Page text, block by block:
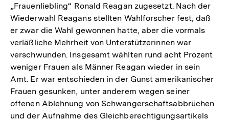
„Frauenliebling“ Ronald Reagan zugesetzt. Nach der
Wiederwahl Reagans stellten Wahlforscher fest, daß
er zwar die Wahl gewonnen hatte, aber die vormals
verläßliche Mehrheit von Unterstützerinnen war
verschwunden. Insgesamt wählten rund acht Prozent
weniger Frauen als Männer Reagan wieder in sein
Amt. Er war entschieden in der Gunst amerikanischer
Frauen gesunken, unter anderem wegen seiner
offenen Ablehnung von Schwangerschaftsabbrüchen
und der Aufnahme des Gleichberechtigungsartikels